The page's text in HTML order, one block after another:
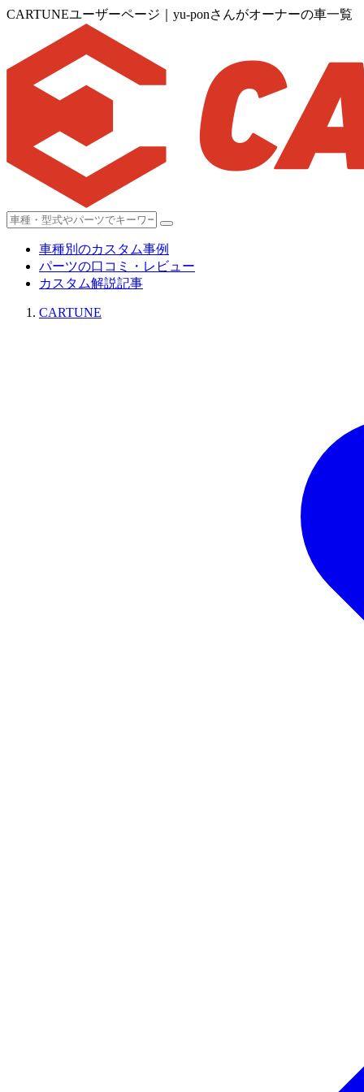
CARTUNEユーザーページ｜yu-ponさんがオーナーの車一覧
車種別のカスタム事例
パーツの口コミ・レビュー
カスタム解説記事
CARTUNE